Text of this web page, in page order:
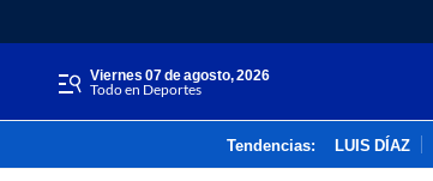
viernes 07 de agosto, 2026
Todo en Deportes
Tendencias: LUIS DÍAZ